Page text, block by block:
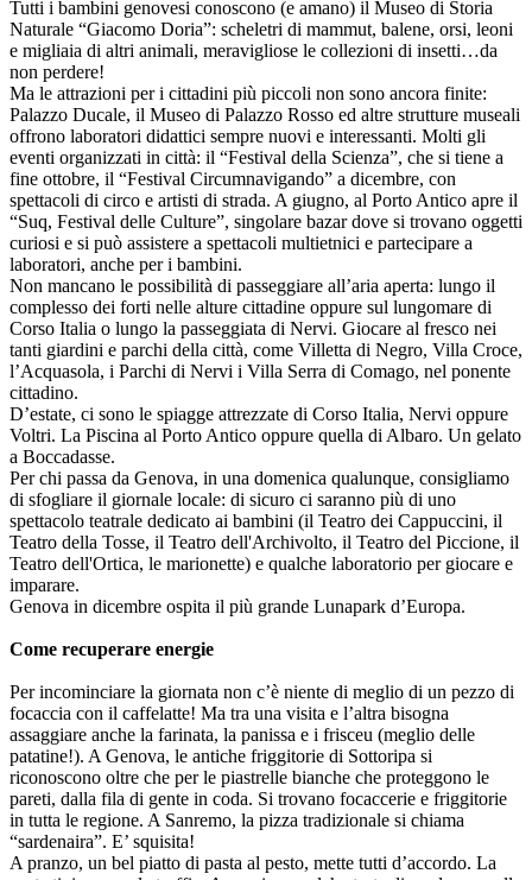
Tutti i bambini genovesi conoscono (e amano) il Museo di Storia
Naturale “Giacomo Doria”: scheletri di mammut, balene, orsi, leoni
e migliaia di altri animali, meravigliose le collezioni di insetti…da
non perdere!
Ma le attrazioni per i cittadini più piccoli non sono ancora finite:
Palazzo Ducale, il Museo di Palazzo Rosso ed altre strutture museali
offrono laboratori didattici sempre nuovi e interessanti. Molti gli
eventi organizzati in città: il “Festival della Scienza”, che si tiene a
fine ottobre, il “Festival Circumnavigando” a dicembre, con
spettacoli di circo e artisti di strada. A giugno, al Porto Antico apre il
“Suq, Festival delle Culture”, singolare bazar dove si trovano oggetti
curiosi e si può assistere a spettacoli multietnici e partecipare a
laboratori, anche per i bambini.
Non mancano le possibilità di passeggiare all’aria aperta: lungo il
complesso dei forti nelle alture cittadine oppure sul lungomare di
Corso Italia o lungo la passeggiata di Nervi. Giocare al fresco nei
tanti giardini e parchi della città, come Villetta di Negro, Villa Croce,
l’Acquasola, i Parchi di Nervi i Villa Serra di Comago, nel ponente
cittadino.
D’estate, ci sono le spiagge attrezzate di Corso Italia, Nervi oppure
Voltri. La Piscina al Porto Antico oppure quella di Albaro. Un gelato
a Boccadasse.
Per chi passa da Genova, in una domenica qualunque, consigliamo
di sfogliare il giornale locale: di sicuro ci saranno più di uno
spettacolo teatrale dedicato ai bambini (il Teatro dei Cappuccini, il
Teatro della Tosse, il Teatro dell'Archivolto, il Teatro del Piccione, il
Teatro dell'Ortica, le marionette) e qualche laboratorio per giocare e
imparare.
Genova in dicembre ospita il più grande Lunapark d’Europa.
Come recuperare energie
Per incominciare la giornata non c’è niente di meglio di un pezzo di
focaccia con il caffelatte! Ma tra una visita e l’altra bisogna
assaggiare anche la farinata, la panissa e i frisceu (meglio delle
patatine!). A Genova, le antiche friggitorie di Sottoripa si
riconoscono oltre che per le piastrelle bianche che proteggono le
pareti, dalla fila di gente in coda. Si trovano focaccerie e friggitorie
in tutta le regione. A Sanremo, la pizza tradizionale si chiama
“sardenaira”. E’ squisita!
A pranzo, un bel piatto di pasta al pesto, mette tutti d’accordo. La